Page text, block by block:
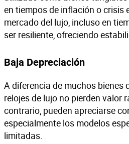
en tiempos de inflación o crisis
mercado del lujo, incluso en
ser resiliente, ofreciendo
Baja Depreciación
A diferencia de muchos bienes
relojes de lujo no pierden valor
contrario, pueden apreciarse
especialmente los modelos
limitadas.